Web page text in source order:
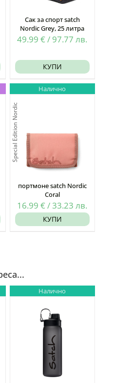
цена
€
27.36
Сак за спорт satch
Nordic Grey, 25 литра
49.99€ / 97.77лв.
КУПИ
Налично
Special Edition Nordic
портмоне satch Nordic
Coral
16.99€ /33.23лв.
КУПИ
Налично